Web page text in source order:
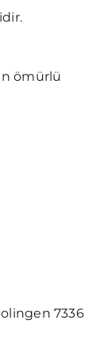
ömürlü
7336